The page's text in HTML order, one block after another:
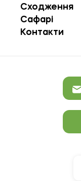
Сходження
Сафарі
Контакти